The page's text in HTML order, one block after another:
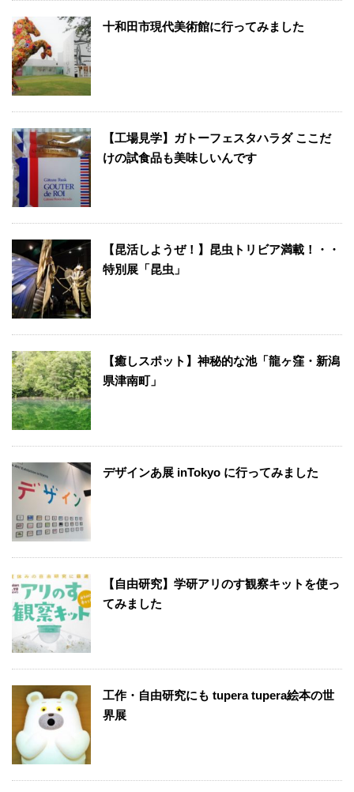
十和田市現代美術館に行ってみました
【工場見学】ガトーフェスタハラダ ここだ
けの試食品も美味しいんです
【昆活しようぜ！】昆虫トリビア満載！・・
特別展「昆虫」
【癒しスポット】神秘的な池「龍ヶ窪・新潟
県津南町」
デザインあ展 inTokyo に行ってみました
【自由研究】学研アリのす観察キットを使っ
てみました
工作・自由研究にも tupera tupera絵本の世
界展